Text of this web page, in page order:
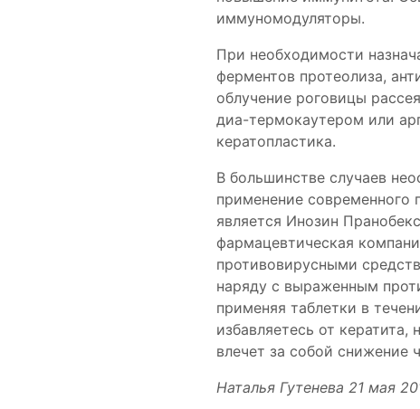
иммуномодуляторы.
При необходимости
ферментов протеолиза,
облучение роговицы
диа-термокаутером или
кератопластика.
В большинстве случаев
применение
является Инозин
фармацевтическая
противовирусными
наряду с выраженным
применяя таблетки в
избавляетесь от
влечет за собой снижение
Наталья Гутенева 21 мая